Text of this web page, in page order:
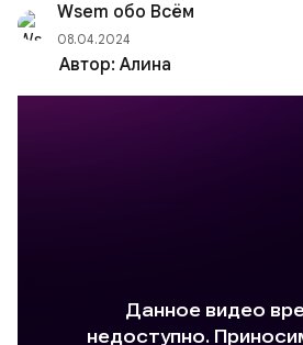
Wsem обо Всём
08.04.2024
Автор: Алина